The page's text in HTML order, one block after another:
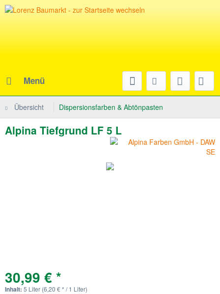
Menü
Übersicht Dispersionsfarben & Abtönpasten
Alpina Tiefgrund LF 5 L
30,99 € *
Inhalt: 5 Liter (6,20 € * / 1 Liter)